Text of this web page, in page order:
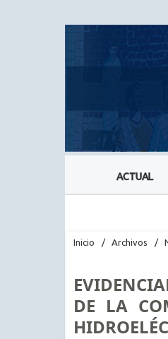
ACTUAL
Inicio / Archivos /
DE LA